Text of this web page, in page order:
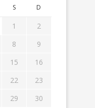
S D
1
2
8
9
15
16
22
23
29
30